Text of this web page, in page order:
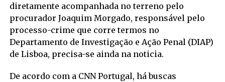
diretamente acompanhada no terreno pelo
procurador Joaquim Morgado, responsável pelo
processo-crime que corre termos no
Departamento de Investigação e Ação Penal (DIAP)
de Lisboa, precisa-se ainda na noticia.
De acordo com a CNN Portugal, há buscas